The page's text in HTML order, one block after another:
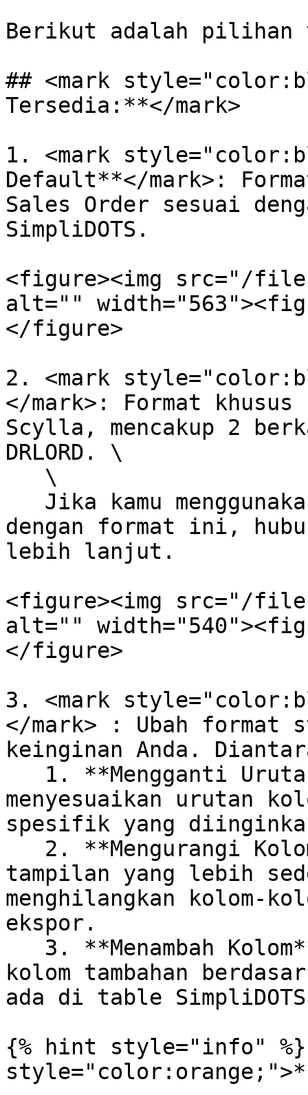
Berikut adalah pilihan
## <mark
Tersedia:**</mark>
1. <mark
Default**</mark>:
Sales Order sesuai
SimpliDOTS.
<figure><img src="/files/
alt=""
</figure>
2. <mark
</mark>: Format khusus
Scylla, mencakup 2
DRLORD. \
dengan format ini,
lebih lanjut.
<figure><img src="/files/
alt=""
</figure>
3. <mark
</mark> : Ubah format
keinginan Anda.
menyesuaikan urutan
spesifik yang
tampilan yang lebih
menghilangkan kolom-
ekspor.
kolom tambahan
ada di table
{% hint style="info" %}